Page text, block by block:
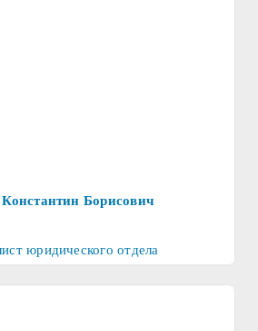
Борисович
юридического отдела